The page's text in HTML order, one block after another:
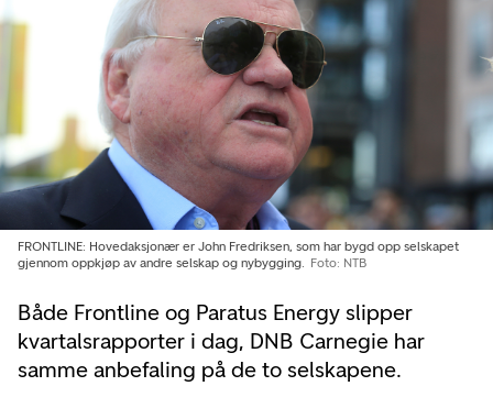
Både Frontline og Paratus Energy slipper
kvartalsrapporter i dag, DNB Carnegie har
samme anbefaling på de to selskapene.
FRONTLINE: Hovedaksjonær er John Fredriksen, som har bygd opp selskapet
gjennom oppkjøp av andre selskap og nybygging.
Foto: NTB